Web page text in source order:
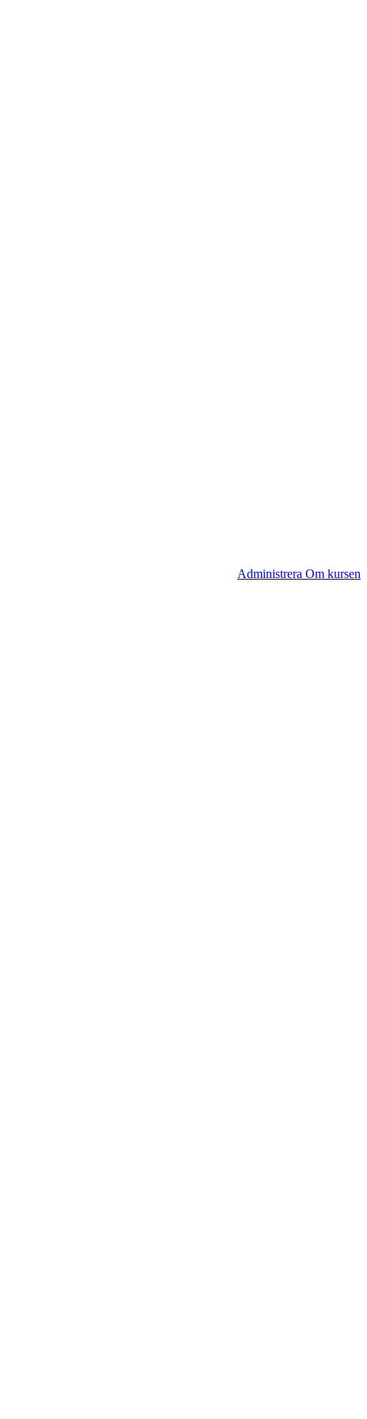
Administrera Om kursen